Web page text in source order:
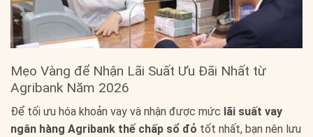
Mẹo Vàng để Nhận Lãi Suất Ưu Đãi Nhất từ
Agribank Năm 2026
Để tối ưu hóa khoản vay và nhận được mức lãi suất vay
ngân hàng Agribank thế chấp sổ đỏ tốt nhất, bạn nên lưu